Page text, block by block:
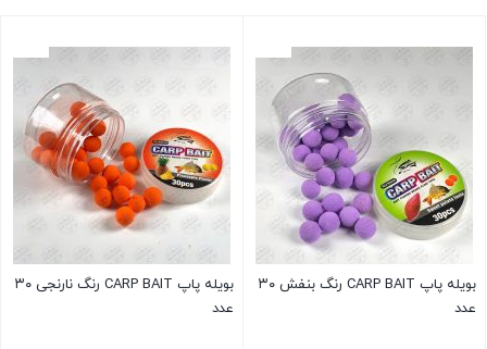
بویله پاپ CARP BAIT رنگ بنفش ۳۰
عدد
بویله پاپ CARP BAIT رنگ نارنجی ۳۰
عدد